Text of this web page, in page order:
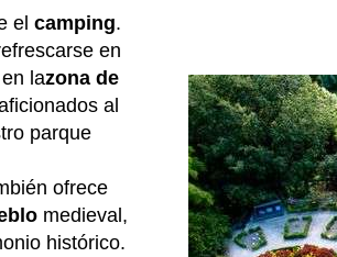
el camping.
en
lazona de
al
parque
ofrece
medieval,
histórico.